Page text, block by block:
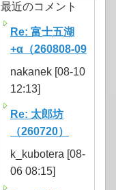
最近のコメント
Re: 富士五湖
+α（260808-09
nakanek [08-10
12:13]
Re: 太郎坊
（260720）
k_kubotera [08-
06 08:15]